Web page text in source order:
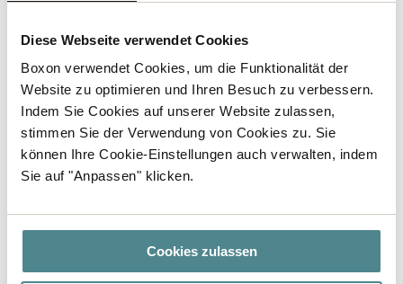
Diese Webseite verwendet Cookies
Boxon verwendet Cookies, um die Funktionalität der
Website zu optimieren und Ihren Besuch zu verbessern.
Indem Sie Cookies auf unserer Website zulassen,
stimmen Sie der Verwendung von Cookies zu. Sie
können Ihre Cookie-Einstellungen auch verwalten, indem
Sie auf "Anpassen" klicken.
Cookies zulassen
Abdeckung
Palettenabdeckfolie
Abdeckfolie